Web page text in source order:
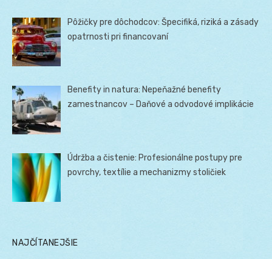
Pôžičky pre dôchodcov: Špecifiká, riziká a zásady
opatrnosti pri financovaní
Benefity in natura: Nepeňažné benefity
zamestnancov – Daňové a odvodové implikácie
Údržba a čistenie: Profesionálne postupy pre
povrchy, textílie a mechanizmy stoličiek
NAJČÍTANEJŠIE